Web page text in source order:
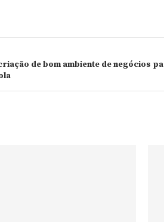
de bom ambiente de negócios